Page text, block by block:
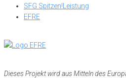
SFG Spitzen!Leistung
EFRE
Dieses Projekt wird aus Mitteln des